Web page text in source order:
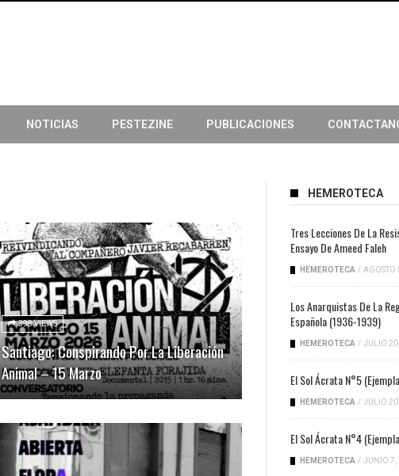
NOTICIAS PESTEZINE PUBLICACIONES
398 VIEWS
Santiago: Conspirando Por La Liberación
Animal – 15 Marzo
HEMEROTECA
Tres Lecciones De La
Ensayo De Ameed Faleh
HEMEROTECA / AGOSTO
Los Anarquistas De La
Española (1936-1939)
HEMEROTECA / JULIO
El Sol Ácrata N°5
HEMEROTECA / JULIO
El Sol Ácrata N°4
HEMEROTECA / JUNIO 7,